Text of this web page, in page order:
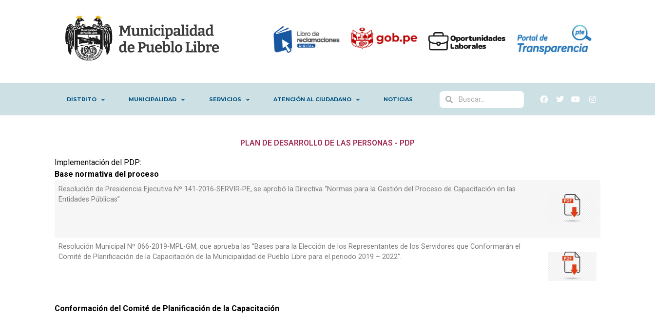
DISTRITO MUNICIPALIDAD SERVICIOS ATENCIÓN AL CIUDADANO NOTICIAS
PLAN DE DESARROLLO DE LAS PERSONAS - PDP
Implementación del PDP:
Base normativa del proceso
Resolución de Presidencia Ejecutiva Nº 141-2016-SERVIR-PE, se aprobó la Directiva “Normas para la Gestión del Proceso de Capacitación en las
Entidades Públicas”
Resolución Municipal Nº 066-2019-MPL-GM, que aprueba las “Bases para la Elección de los Representantes de los Servidores que Conformarán el
Comité de Planificación de la Capacitación de la Municipalidad de Pueblo Libre para el periodo 2019 – 2022”.
Conformación del Comité de Planificación de la Capacitación